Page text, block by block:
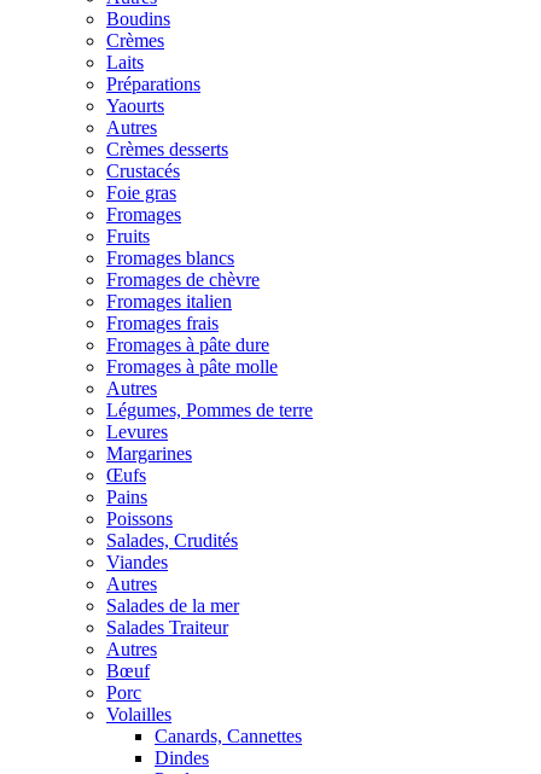
Boudins
Crèmes
Laits
Préparations
Yaourts
Autres
Crèmes desserts
Crustacés
Foie gras
Fromages
Fruits
Fromages blancs
Fromages de chèvre
Fromages italien
Fromages frais
Fromages à pâte dure
Fromages à pâte molle
Autres
Légumes, Pommes de terre
Levures
Margarines
Œufs
Pains
Poissons
Salades, Crudités
Viandes
Autres
Salades de la mer
Salades Traiteur
Autres
Bœuf
Porc
Volailles
Canards, Cannettes
Dindes